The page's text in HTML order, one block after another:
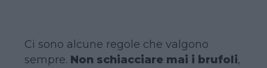
Ci sono alcune regole che valgono
sempre. Non schiacciare mai i brufoli,